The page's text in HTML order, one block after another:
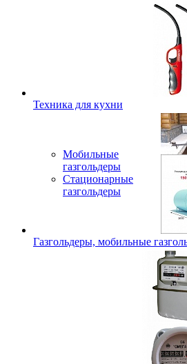
Техника для кухни
Мобильные
газгольдеры
Стационарные
газгольдеры
Газгольдеры, мобильные